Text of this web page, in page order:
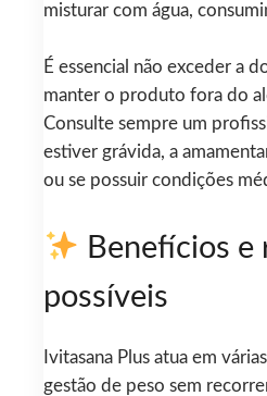
misturar com água,
É essencial não exceder a
manter o produto fora do
Consulte sempre um
estiver grávida, a
ou se possuir condições
Benefícios e
possíveis
Ivitasana Plus atua em
gestão de peso sem